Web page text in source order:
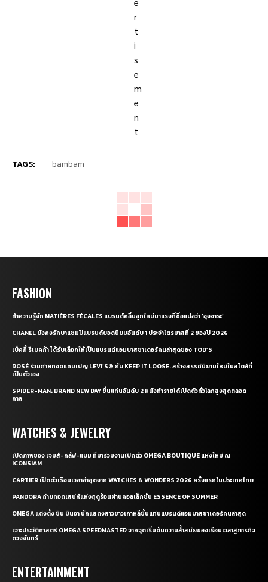
TAGS: bambam
FASHION
ทำความรู้จัก MATIÈRES FÉCALES แบรนด์คลื่นลูกใหม่มาแรงที่ชื่อแปลว่า ‘อุจจาระ’
CHANEL ยังคงรักษาแชมป์แบรนด์ยอดนิยมอันดับ 1 ประจำไตรมาสที่ 2 ของปี 2026
เบ็คกี้ รีเบคก้า ได้รับเลือกให้เป็นแบรนด์แอมบาสซาเดอร์คนล่าสุดของ TOD’S
ROSÉ ร่วมถ่ายทอดแคมเปญ LEVI’S® กับ KEEP IT LOOSE. สร้างสรรค์นิยามใหม่ในสไตล์ที่
เป็นตัวเอง
SPIDER-MAN: BRAND NEW DAY ขึ้นแท่นอันดับ 2 หนังทำรายได้เปิดตัวทั่วโลกสูงสุดตลอด
กาล
WATCHES & JEWELRY
เปิดภาพของ เจมส์-กลัฟ-แบม ที่มาร่วมงานเปิดตัว OMEGA BOUTIQUE แห่งใหม่ ณ
ICONSIAM
CARTIER เปิดตัวเรือนเวลาล่าสุดจาก WATCHES & WONDERS 2026 ครั้งแรกในประเทศไทย
PANDORA ถ่ายทอดเสน่ห์แห่งฤดูร้อนผ่านคอลเล็กชั่น ESSENCE OF SUMMER
OMEGA แต่งตั้ง ชิน มินอา นักแสดงสาวชาวเกาหลีขึ้นแท่นแบรนด์แอมบาสซาเดอร์คนล่าสุด
เจาะประวัติศาสตร์ OMEGA SPEEDMASTER จากจุดเริ่มต้นความล้ำสมัยของเรือนเวลาสู่ภารกิจ
ดวงจันทร์
ENTERTAINMENT